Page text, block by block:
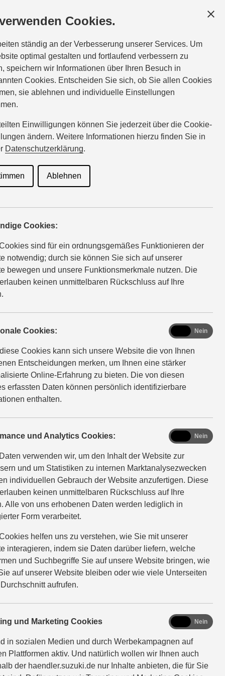
Cookies.
ständig an der Verbesserung unserer Services. Um
optimal gestalten und fortlaufend verbessern zu
speichern wir Informationen über Ihren Besuch in
Cookies. Entscheiden Sie sich, ob Sie allen Cookies
sie ablehnen und individuelle Einstellungen
Einwilligungen können Sie jederzeit über die Cookie-
ändern. Weitere Informationen hierzu finden Sie in
Datenschutzerklärung.
Ablehnen
Cookies:
sind für ein ordnungsgemäßes Funktionieren der
notwendig; durch sie können Sie sich auf unserer
bewegen und unsere Funktionsmerkmale nutzen. Die
keinen unmittelbaren Rückschluss auf Ihre
Cookies:
Cookies kann sich unsere Website die von Ihnen
Entscheidungen merken, um Ihnen eine stärker
Online-Erfahrung zu bieten. Die von diesen
erfassten Daten können persönlich identifizierbare
enthalten.
functional
Nein
und Analytics Cookies:
verwenden wir, um den Inhalt der Website zur
und um Statistiken zu internen Marktanalysezwecken
individuellen Gebrauch der Website anzufertigen. Diese
keinen unmittelbaren Rückschluss auf Ihre
Alle von uns erhobenen Daten werden lediglich in
Form verarbeitet.
helfen uns zu verstehen, wie Sie mit unserer
interagieren, indem sie Daten darüber liefern, welche
und Suchbegriffe Sie auf unsere Website bringen, wie
auf unserer Website bleiben oder wie viele Unterseiten
aufrufen.
analyticsNein
und Marketing Cookies
in sozialen Medien und durch Werbekampagnen auf
Plattformen aktiv. Und natürlich wollen wir Ihnen auch
der haendler.suzuki.de nur Inhalte anbieten, die für Sie
marketing
Nein
bonsels@suzuki-handel.de
Auftritt ist damit auf
Klasse: D
klare Linien mit dynamischem Schwung, stilvolles
Ausstrahlung. Der markante Kühlergrill und die
in glänzendem Schwarz machen ihn unverwechselbar.
VEREINBAREN